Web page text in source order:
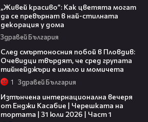
„Живей красиво”: Как цветята могат
да се превърнат в най-стилната
декорация у дома
Здравей България
След смъртоносния побой в Пловдив:
Очевидци твърдят, че сред групата
тийнейджъри е имало и момичета
1 Здравей България
Изтънчена интернационална вечеря
от Енджи Касабие | Черешката на
тортата | 31 юли 2026 | Част 1